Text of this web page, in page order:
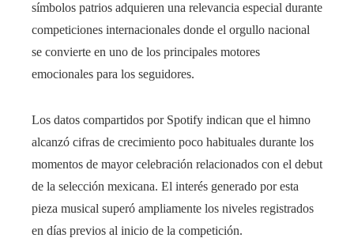
símbolos patrios adquieren una relevancia especial durante
competiciones internacionales donde el orgullo nacional
se convierte en uno de los principales motores
emocionales para los seguidores.
Los datos compartidos por Spotify indican que el himno
alcanzó cifras de crecimiento poco habituales durante los
momentos de mayor celebración relacionados con el debut
de la selección mexicana. El interés generado por esta
pieza musical superó ampliamente los niveles registrados
en días previos al inicio de la competición.